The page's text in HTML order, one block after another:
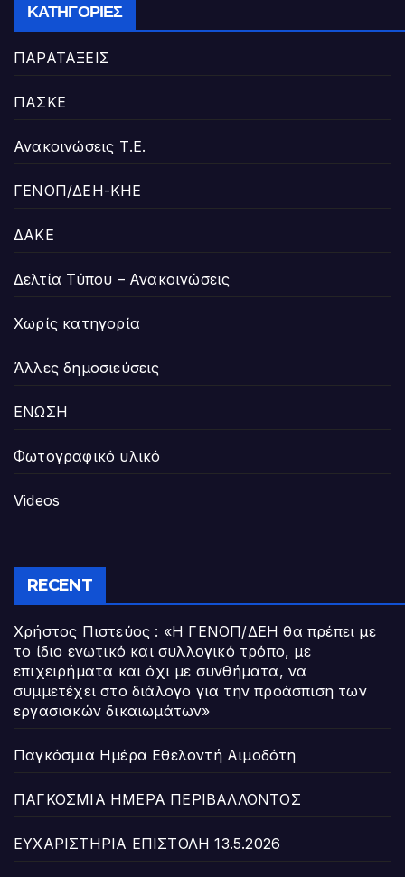
ΚΑΤΗΓΟΡΊΕΣ
ΠΑΡΑΤΑΞΕΙΣ
ΠΑΣΚΕ
Ανακοινώσεις Τ.Ε.
ΓΕΝΟΠ/ΔΕΗ-ΚΗΕ
ΔΑΚΕ
Δελτία Τύπου – Ανακοινώσεις
Χωρίς κατηγορία
Άλλες δημοσιεύσεις
ΕΝΩΣΗ
Φωτογραφικό υλικό
Videos
RECENT
Χρήστος Πιστεύος : «Η ΓΕΝΟΠ/ΔΕΗ θα πρέπει με
το ίδιο ενωτικό και συλλογικό τρόπο, με
επιχειρήματα και όχι με συνθήματα, να
συμμετέχει στο διάλογο για την προάσπιση των
εργασιακών δικαιωμάτων»
Παγκόσμια Ημέρα Εθελοντή Αιμοδότη
ΠΑΓΚΟΣΜΙΑ ΗΜΕΡΑ ΠΕΡΙΒΑΛΛΟΝΤΟΣ
ΕΥΧΑΡΙΣΤΗΡΙΑ ΕΠΙΣΤΟΛΗ 13.5.2026